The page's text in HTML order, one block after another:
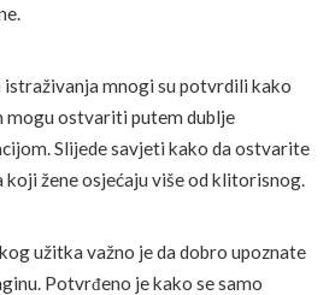
istraživanja mnogi su potvrdili kako
mogu ostvariti putem dublje
Slijede savjeti kako da ostvarite
žene osjećaju više od klitorisnog.
užitka važno je da dobro upoznate
Potvrđeno je kako se samo